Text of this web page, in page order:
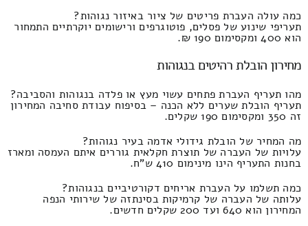
כמה עולה העברת פריטים של ציור באיזור נגוהות?
תעריפי שינוע של פסלים, פוטוגרפים ורישומים יוקרתיים התמחור
הוא 400 ומקסימום 190 ₪.
מחירון הובלת רהיטים בנגוהות
מהו תעריף העברת פתחים עשוי מעץ או פלדה בנגוהות והסביבה?
תעריף הובלת שערים ללא הכנה – בסיפוח עבודת סחיבה המחירון
זה 350 ומקסימום 190 שקלים.
מה המחיר של הובלת גידולי אדמה בעיר נגוהות?
עלויות של העברה של תוצרת חקלאית גוררים איתם העמסה ומארז
בחנות התעריף הינו מינימום 410 ש"ח.
כמה תשלמו על העברת אריחים דקורטיביים בנגוהות?
עלותה של העברה של קרמיקות בסינתזה של שירותי הנפה
המחירון הוא 640 ועד 200 שקלים חדשים.